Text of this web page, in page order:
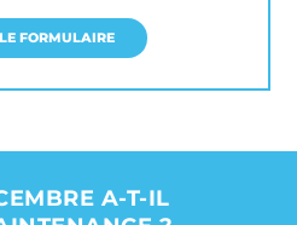
FORMULAIRE
A-T-IL